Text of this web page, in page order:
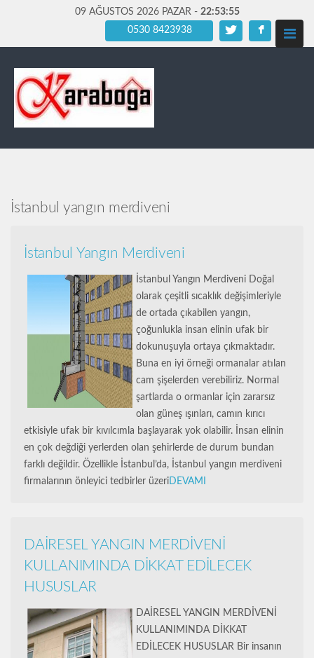
09 AĞUSTOS 2026 PAZAR - 22:53:56
0530 8423938
İstanbul yangın merdiveni
İstanbul Yangın Merdiveni
İstanbul Yangın Merdiveni Doğal
olarak çeşitli sıcaklık değişimleriyle
de ortada çıkabilen yangın,
çoğunlukla insan elinin ufak bir
dokunuşuyla ortaya çıkmaktadır.
Buna en iyi örneği ormanalar atılan
cam şişelerden verebiliriz. Normal
şartlarda o ormanlar için zararsız
olan güneş ışınları, camın kırıcı
etkisiyle ufak bir kıvılcımla başlayarak yok olabilir. İnsan elinin
en çok değdiği yerlerden olan şehirlerde de durum bundan
farklı değildir. Özellikle İstanbul’da, İstanbul yangın merdiveni
firmalarının önleyici tedbirler üzeriDEVAMI
DAİRESEL YANGIN MERDİVENİ
KULLANIMINDA DİKKAT EDİLECEK
HUSUSLAR
DAİRESEL YANGIN MERDİVENİ
KULLANIMINDA DİKKAT
EDİLECEK HUSUSLAR Bir insanın